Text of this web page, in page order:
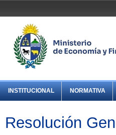
INSTITUCIONAL NORMATIVA
Resolución